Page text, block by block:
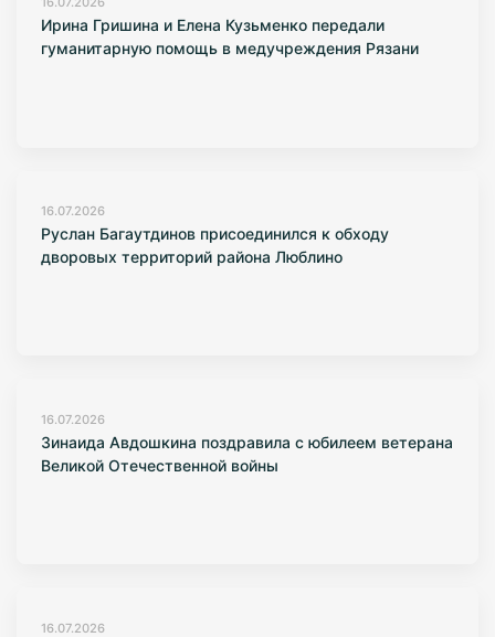
Ирина Гришина и Елена Кузьменко передали
гуманитарную помощь в медучреждения Рязани
16.07.2026
Руслан Багаутдинов присоединился к обходу
дворовых территорий района Люблино
16.07.2026
Зинаида Авдошкина поздравила с юбилеем ветерана
Великой Отечественной войны
16.07.2026